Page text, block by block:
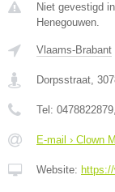
Niet gevestigd
Henegouwen.
Vlaams-Brabant
Dorpsstraat,
Tel: 0478822879
E-mail › Clown
Website: